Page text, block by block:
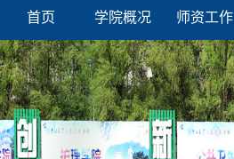
首页 学院概况 师资工作